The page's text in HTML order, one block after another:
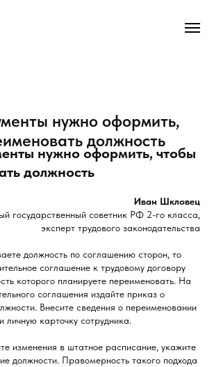
нужно оформить,
должность
нужно оформить, чтобы
должность
Иван Шкловец
государственный советник РФ 2-го класса,
эксперт трудового законодательства
должность по соглашению сторон, то
соглашение к трудовому договору
которого планируете переименовать. На
соглашения издайте приказ о
Внесите сведения о переименовании
личную карточку сотрудника.
изменения в штатное расписание, укажите
должности. Правомерность такого подхода